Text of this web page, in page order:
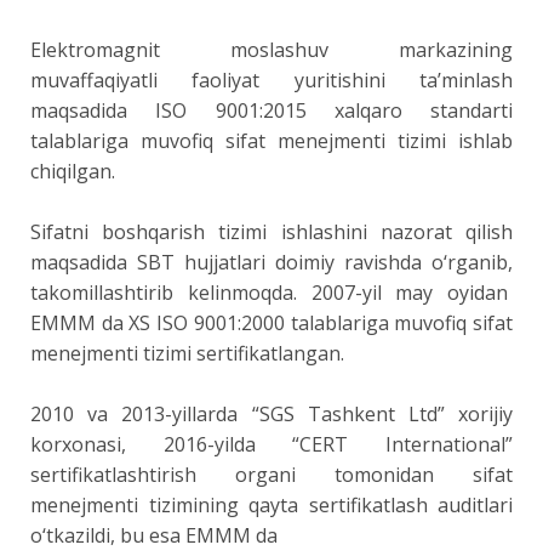
Elektromagnit moslashuv markazining
muvaffaqiyatli faoliyat yuritishini ta’minlash
maqsadida ISO 9001:2015 xalqaro standarti
talablariga muvofiq sifat menejmenti tizimi ishlab
chiqilgan.
Sifatni boshqarish tizimi ishlashini nazorat qilish
maqsadida SBT hujjatlari doimiy ravishda o‘rganib,
takomillashtirib kelinmoqda. 2007-yil may oyidan
EMMM da XS ISO 9001:2000 talablariga muvofiq sifat
menejmenti tizimi sertifikatlangan.
2010 va 2013-yillarda “SGS Tashkent Ltd” xorijiy
korxonasi, 2016-yilda “CERT International”
sertifikatlashtirish organi tomonidan sifat
menejmenti tizimining qayta sertifikatlash auditlari
o‘tkazildi, bu esa EMMM da